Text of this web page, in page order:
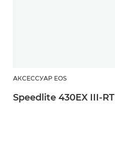
АКСЕССУАР EOS
Speedlite 430EX III-RT